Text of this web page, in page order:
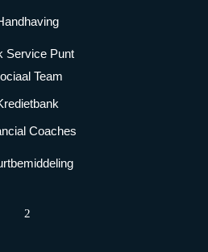
Service Punt
Team
Coaches
2